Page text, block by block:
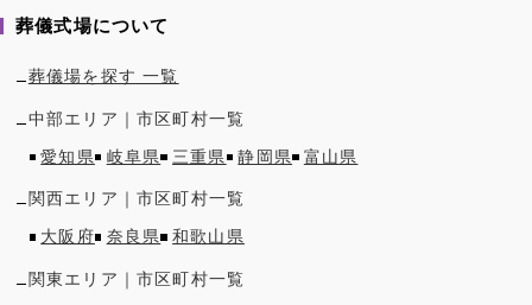
葬儀式場について
葬儀場を探す 一覧
中部エリア｜市区町村一覧
愛知県
岐阜県 三重県 静岡県 富山県
関西エリア｜市区町村一覧
大阪府
奈良県 和歌山県
関東エリア｜市区町村一覧